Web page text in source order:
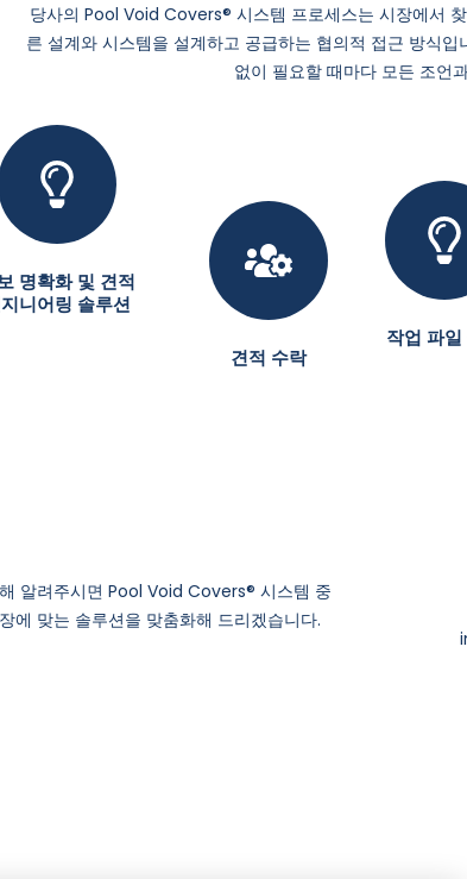
당사의 Pool Void Covers® 시스템 프로세스는 시장에서
른 설계와 시스템을 설계하고 공급하는 협의적 접근 방식
없이 필요할 때마다 모든 조언
명확화 및 견적
니어링 솔루션
견적 수락
작업 파일
알려주시면 Pool Void Covers® 시스템 중
에 맞는 솔루션을 맞춤화해 드리겠습니다.